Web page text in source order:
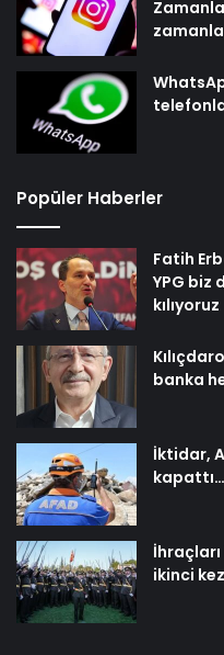
Popüler Haberler
Fatih
YPG biz
kılıyoruz
banka
İktidar,
kapattı…
ikinci